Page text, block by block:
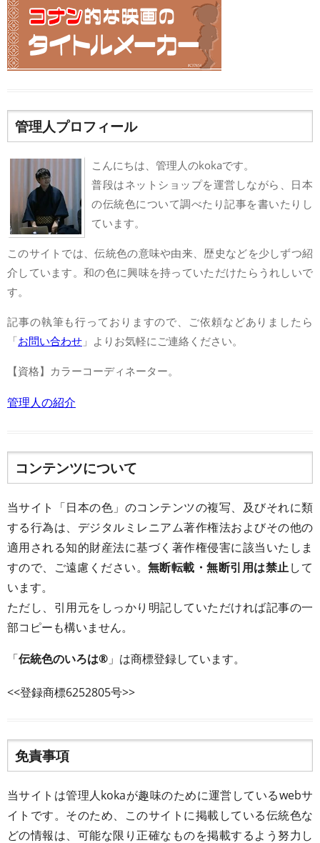
管理人プロフィール
こんにちは、管理人のkokaです。
普段はネットショップを運営しながら、日本
の伝統色について調べたり記事を書いたりし
ています。
このサイトでは、伝統色の意味や由来、歴史などを少しずつ紹
介しています。和の色に興味を持っていただけたらうれしいで
す。
記事の執筆も行っておりますので、ご依頼などありましたら
「お問い合わせ 」よりお気軽にご連絡ください。
【資格】カラーコーディネーター。
管理人の紹介
コンテンツについて
当サイト「日本の色」のコンテンツの複写、及びそれに類
する行為は、デジタルミレニアム著作権法およびその他の
適用される知的財産法に基づく著作権侵害に該当いたしま
すので、ご遠慮ください。 無断転載・無断引用は禁止して
います。
ただし、引用元をしっかり明記していただければ記事の一
部コピーも構いません。
「伝統色のいろは® 」は商標登録しています。
<<登録商標6252805号>>
免責事項
当サイトは管理人kokaが趣味のために運営しているwebサ
イトです。そのため、このサイトに掲載している伝統色な
どの情報は、可能な限り正確なものを掲載するよう努力し